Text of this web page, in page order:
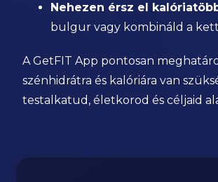
Nehezen érsz el
bulgur vagy kombináld a
A GetFIT App pontosan
szénhidrátra és kalóriára van
testalkatud, életkorod és céljaid